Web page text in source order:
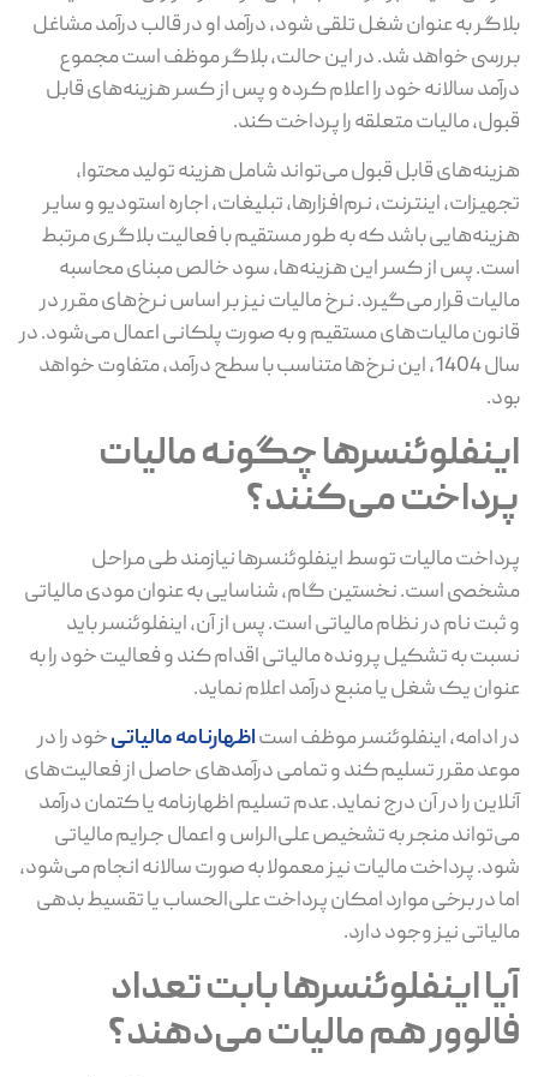
بلاگر به عنوان شغل تلقی شود، درآمد او در قالب درآمد مشاغل
بررسی خواهد شد. در این حالت، بلاگر موظف است مجموع
درآمد سالانه خود را اعلام کرده و پس از کسر هزینه‌های قابل
قبول، مالیات متعلقه را پرداخت کند.
هزینه‌های قابل قبول می‌تواند شامل هزینه تولید محتوا،
تجهیزات، اینترنت، نرم‌افزارها، تبلیغات، اجاره استودیو و سایر
هزینه‌هایی باشد که به طور مستقیم با فعالیت بلاگری مرتبط
است. پس از کسر این هزینه‌ها، سود خالص مبنای محاسبه
مالیات قرار می‌گیرد. نرخ مالیات نیز بر اساس نرخ‌های مقرر در
قانون مالیات‌های مستقیم و به صورت پلکانی اعمال می‌شود. در
سال 1404، این نرخ‌ها متناسب با سطح درآمد، متفاوت خواهد
بود.
اینفلوئنسرها چگونه مالیات
پرداخت می‌کنند؟
پرداخت مالیات توسط اینفلوئنسرها نیازمند طی مراحل
مشخصی است. نخستین گام، شناسایی به عنوان مودی مالیاتی
و ثبت نام در نظام مالیاتی است. پس از آن، اینفلوئنسر باید
نسبت به تشکیل پرونده مالیاتی اقدام کند و فعالیت خود را به
عنوان یک شغل یا منبع درآمد اعلام نماید.
در ادامه، اینفلوئنسر موظف استاظهارنامه مالیاتیخود را در
موعد مقرر تسلیم کند و تمامی درآمدهای حاصل از فعالیت‌های
آنلاین را در آن درج نماید. عدم تسلیم اظهارنامه یا کتمان درآمد
می‌تواند منجر به تشخیص علی‌الراس و اعمال جرایم مالیاتی
شود. پرداخت مالیات نیز معمولا به صورت سالانه انجام می‌شود،
اما در برخی موارد امکان پرداخت علی‌الحساب یا تقسیط بدهی
مالیاتی نیز وجود دارد.
آیا اینفلوئنسرها بابت تعداد
فالوور هم مالیات می‌دهند؟